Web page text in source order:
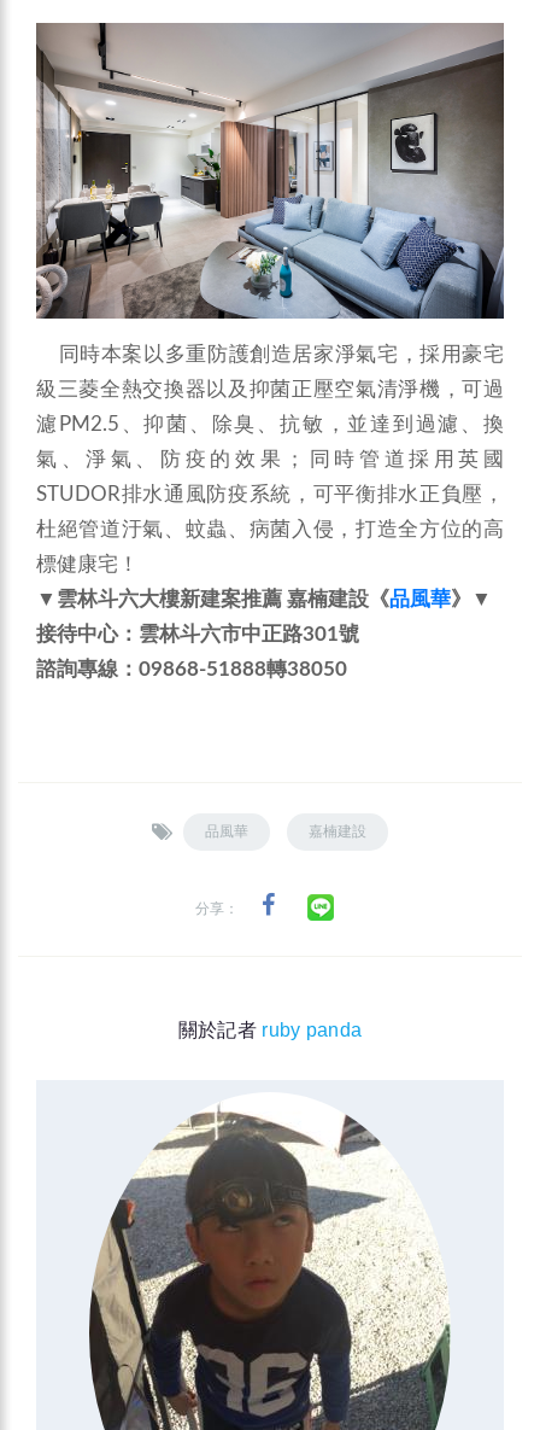
同時本案以多重防護創造居家淨氣宅，採用豪宅
級三菱全熱交換器以及抑菌正壓空氣清淨機，可過
濾PM2.5、抑菌、除臭、抗敏，並達到過濾、換
氣、淨氣、防疫的效果；同時管道採用英國
STUDOR排水通風防疫系統，可平衡排水正負壓，
杜絕管道汙氣、蚊蟲、病菌入侵，打造全方位的高
標健康宅！
▼雲林斗六大樓新建案推薦 嘉楠建設《品風華》▼
接待中心：雲林斗六市中正路301號
諮詢專線：09868-51888轉38050
品風華 嘉楠建設
分享：
關於記者 ruby panda